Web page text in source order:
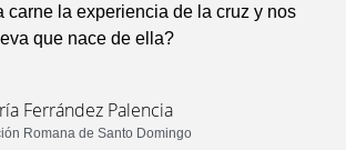
carne la experiencia de la cruz y nos
que nace de ella?
Ferrández Palencia
Romana de Santo Domingo